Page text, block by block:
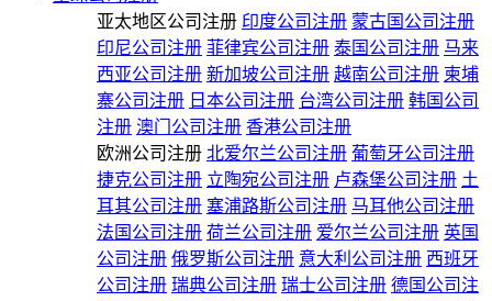
亚太地区公司注册 印度公司注册 蒙古国公司注册
印尼公司注册 菲律宾公司注册 泰国公司注册 马来
西亚公司注册 新加坡公司注册 越南公司注册 柬埔
寨公司注册 日本公司注册 台湾公司注册 韩国公司
注册 澳门公司注册 香港公司注册
欧洲公司注册 北爱尔兰公司注册 葡萄牙公司注册
捷克公司注册 立陶宛公司注册 卢森堡公司注册 土
耳其公司注册 塞浦路斯公司注册 马耳他公司注册
法国公司注册 荷兰公司注册 爱尔兰公司注册 英国
公司注册 俄罗斯公司注册 意大利公司注册 西班牙
公司注册 瑞典公司注册 瑞士公司注册 德国公司注